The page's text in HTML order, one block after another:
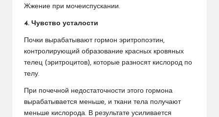
Жжение при мочеиспускании.
4. Чувство усталости
Почки вырабатывают гормон эритропоэтин,
контролирующий образование красных кровяных
телец (эритроцитов), которые разносят кислород по
телу.
При почечной недостаточности этого гормона
вырабатывается меньше, и ткани тела получают
меньше кислорода. В результате усиливается